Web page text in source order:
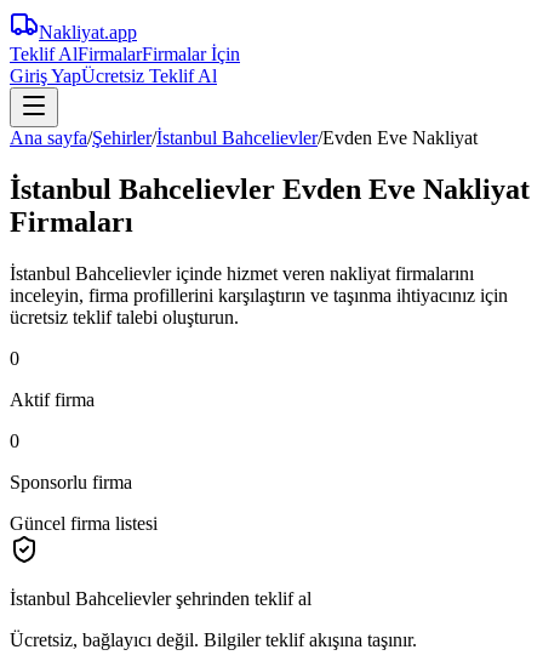
Nakliyat.app
Teklif AlFirmalarFirmalar İçin
Giriş YapÜcretsiz Teklif Al
Ana sayfa/Şehirler/İstanbul Bahcelievler/Evden Eve Nakliyat
İstanbul Bahcelievler Evden Eve Nakliyat
Firmaları
İstanbul Bahcelievler içinde hizmet veren nakliyat firmalarını
inceleyin, firma profillerini karşılaştırın ve taşınma ihtiyacınız için
ücretsiz teklif talebi oluşturun.
0
Aktif firma
0
Sponsorlu firma
Güncel firma listesi
İstanbul Bahcelievlerşehrinden teklif al
Ücretsiz, bağlayıcı değil. Bilgiler teklif akışına taşınır.